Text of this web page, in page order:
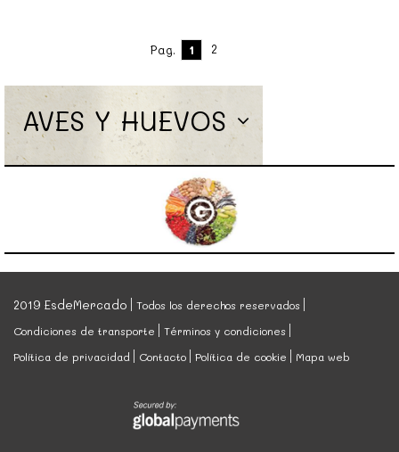
Pag. 1 2
AVES Y HUEVOS
2019 EsdeMercado
Todos los derechos reservados
Condiciones de transporte
Términos y condiciones
Política de privacidad
Contacto Política de cookie Mapa web